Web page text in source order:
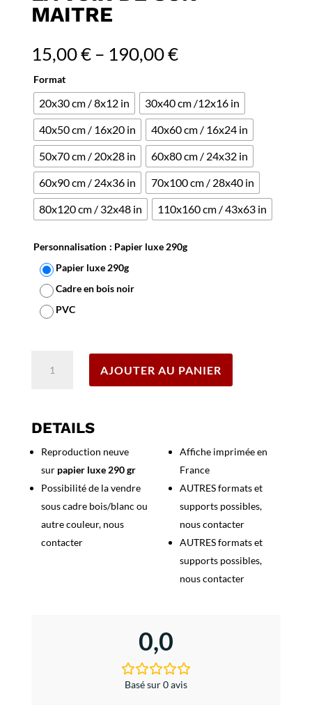
MAITRE
15,00€– 190,00€
Format
20x30 cm / 8x12 in
30x40 cm /12x16 in
40x50 cm / 16x20 in
40x60 cm / 16x24 in
50x70 cm / 20x28 in
60x80 cm / 24x32 in
60x90 cm / 24x36 in
70x100 cm / 28x40 in
80x120 cm / 32x48 in
110x160 cm / 43x63 in
Personnalisation : Papier luxe 290g
Papier luxe 290g
Cadre en bois noir
PVC
Vitesses,
Voix
son
Maitre
AJOUTER AU PANIER
DETAILS
Reproduction neuve
sur papier luxe 290 gr
Possibilité de la vendre
sous cadre bois/blanc ou
autre couleur, nous
contacter
Affiche imprimée en
France
AUTRES formats et
supports possibles,
nous contacter
AUTRES formats et
supports possibles,
nous contacter
0,0
Basé sur 0 avis